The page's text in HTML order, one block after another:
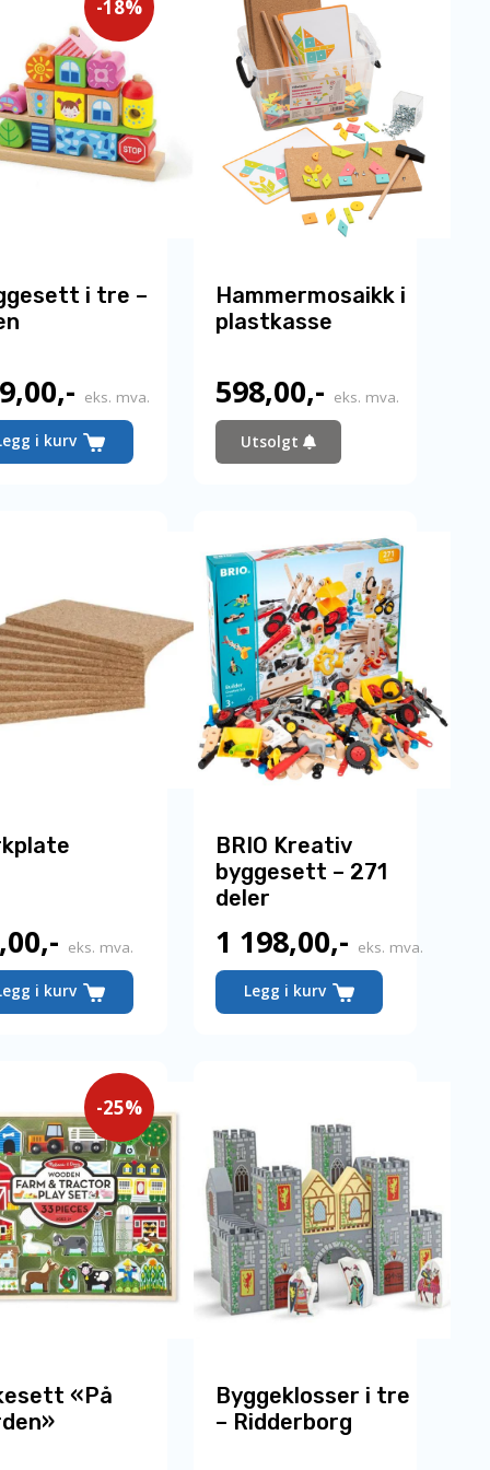
-18%
i tre –
,-
Nåværende
pris
er:
eks. mva.
i kurv
Hammermosaikk i
plastkasse
598,00,- eks. mva.
Utsolgt
,- eks. mva.
i kurv
BRIO Kreativ
byggesett – 271
deler
1 198,00,- eks. mva.
Legg i kurv
-25%
«På
Byggeklosser i tre
– Ridderborg